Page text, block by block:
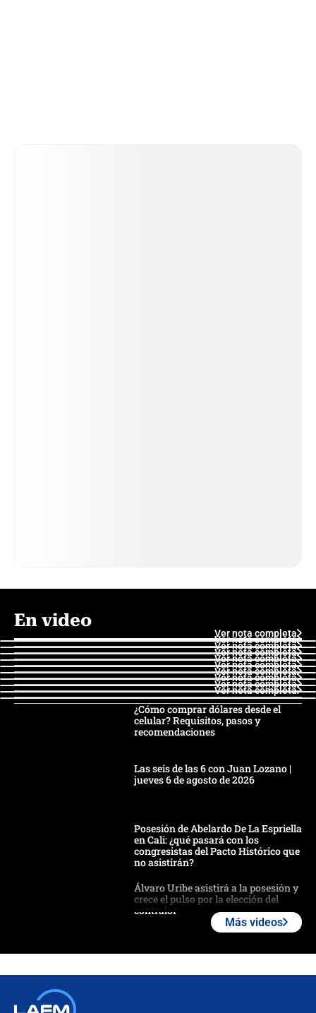
En video
Ver nota completa
Ver nota completa
Ver nota completa
Ver nota completa
Ver nota completa
Ver nota completa
Ver nota completa
Ver nota completa
Ver nota completa
Ver nota completa
¿Cómo comprar dólares desde el
celular? Requisitos, pasos y
recomendaciones
Las seis de las 6 con Juan Lozano |
jueves 6 de agosto de 2026
Posesión de Abelardo De La Espriella
en Cali: ¿qué pasará con los
congresistas del Pacto Histórico que
no asistirán?
Álvaro Uribe asistirá a la posesión y
crece el pulso por la elección del
contralor
Más videos